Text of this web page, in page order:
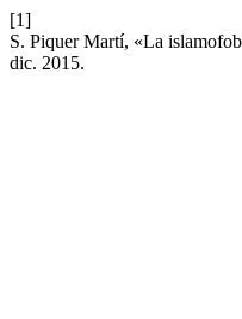
[1]
S. Piquer Martí, «La
dic. 2015.